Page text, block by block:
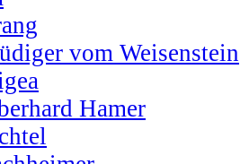
vom Weisenstein
Hamer